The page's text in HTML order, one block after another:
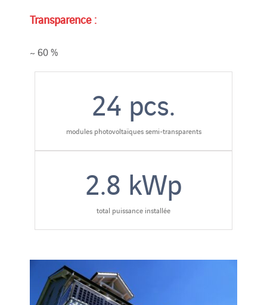
Transparence :
~ 60 %
24 pcs.
modules photovoltaïques semi-transparents
2.8 kWp
total puissance installée